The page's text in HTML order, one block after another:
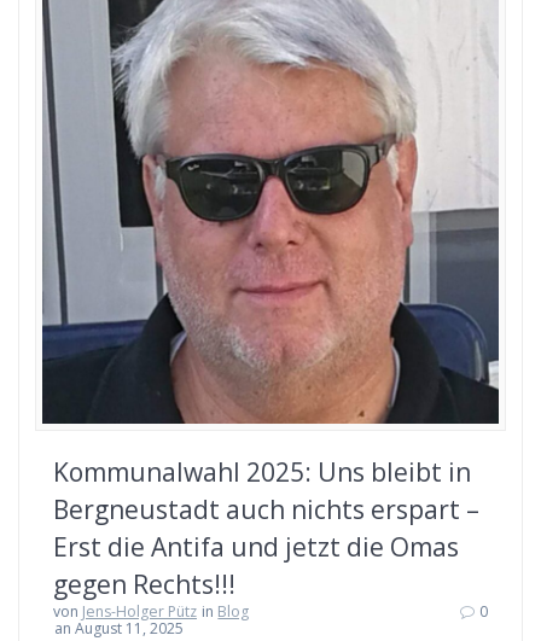
Kommunalwahl 2025: Uns bleibt in
Bergneustadt auch nichts erspart –
Erst die Antifa und jetzt die Omas
gegen Rechts!!!
von Jens-Holger Pütz in Blog
an August 11, 2025
0